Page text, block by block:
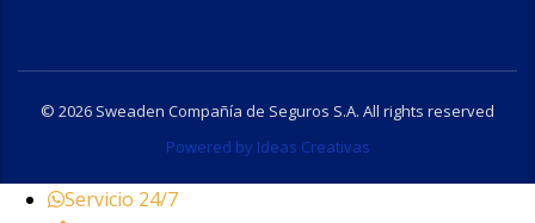
© 2026 Sweaden Compañía de Seguros S.A. All rights reserved
Powered by Ideas Creativas
Servicio 24/7